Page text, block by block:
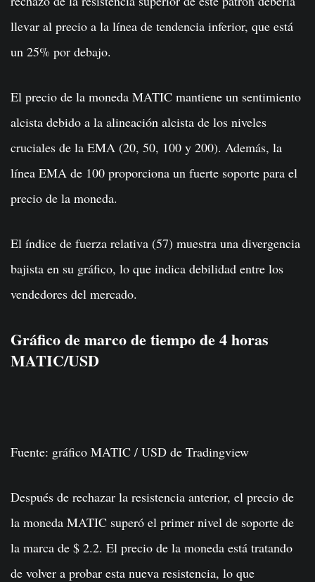
llevar al precio a la línea de tendencia inferior, que está
un 25% por debajo.
El precio de la moneda MATIC mantiene un sentimiento
alcista debido a la alineación alcista de los niveles
cruciales de la EMA (20, 50, 100 y 200). Además, la
línea EMA de 100 proporciona un fuerte soporte para el
precio de la moneda.
El índice de fuerza relativa (57) muestra una divergencia
bajista en su gráfico, lo que indica debilidad entre los
vendedores del mercado.
Gráfico de marco de tiempo de 4 horas
MATIC/USD
Fuente: gráfico MATIC / USD de Tradingview
Después de rechazar la resistencia anterior, el precio de
la moneda MATIC superó el primer nivel de soporte de
la marca de $ 2.2. El precio de la moneda está tratando
de volver a probar esta nueva resistencia, lo que